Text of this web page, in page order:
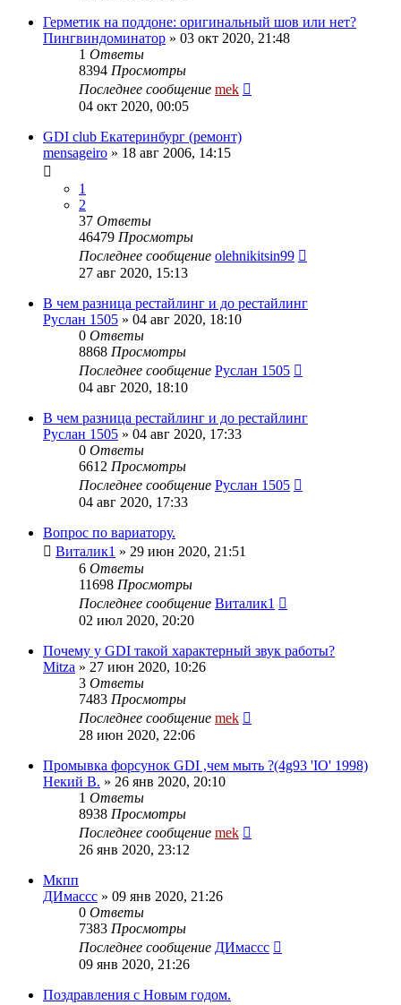
Герметик на поддоне: оригинальный шов или нет?
Пингвиндоминатор » 03 окт 2020, 21:48
1 Ответы
8394 Просмотры
Последнее сообщение mek
04 окт 2020, 00:05
GDI club Екатеринбург (ремонт)
mensageiro » 18 авг 2006, 14:15
1
2
37 Ответы
46479 Просмотры
Последнее сообщение olehnikitsin99
27 авг 2020, 15:13
В чем разница рестайлинг и до рестайлинг
Руслан 1505 » 04 авг 2020, 18:10
0 Ответы
8868 Просмотры
Последнее сообщение Руслан 1505
04 авг 2020, 18:10
В чем разница рестайлинг и до рестайлинг
Руслан 1505 » 04 авг 2020, 17:33
0 Ответы
6612 Просмотры
Последнее сообщение Руслан 1505
04 авг 2020, 17:33
Вопрос по вариатору.
Виталик1 » 29 июн 2020, 21:51
6 Ответы
11698 Просмотры
Последнее сообщение Виталик1
02 июл 2020, 20:20
Почему у GDI такой характерный звук работы?
Mitza » 27 июн 2020, 10:26
3 Ответы
7483 Просмотры
Последнее сообщение mek
28 июн 2020, 22:06
Промывка форсунок GDI ,чем мыть ?(4g93 'IO' 1998)
Некий В. » 26 янв 2020, 20:10
1 Ответы
8938 Просмотры
Последнее сообщение mek
26 янв 2020, 23:12
Мкпп
ДИмассс » 09 янв 2020, 21:26
0 Ответы
7383 Просмотры
Последнее сообщение ДИмассс
09 янв 2020, 21:26
Поздравления с Новым годом.